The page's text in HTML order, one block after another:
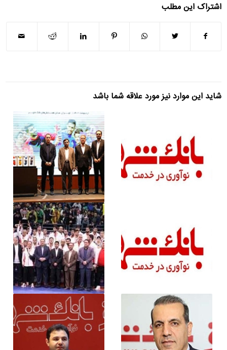
اشتراک این مطلب
شاید این موارد نیز مورد علاقه شما باشد